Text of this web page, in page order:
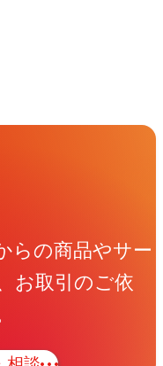
せ
らの商品やサー
お取引のご依